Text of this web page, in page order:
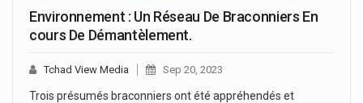
Environnement : Un Réseau De Braconniers En
cours De Démantèlement.
Tchad View Media Sep 20, 2023
Trois présumés braconniers ont été appréhendés et